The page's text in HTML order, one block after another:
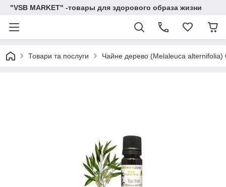
"VSB MARKET" -товары для здорового образа жизни
Товари та послуги Чайне дерево (Melaleuca